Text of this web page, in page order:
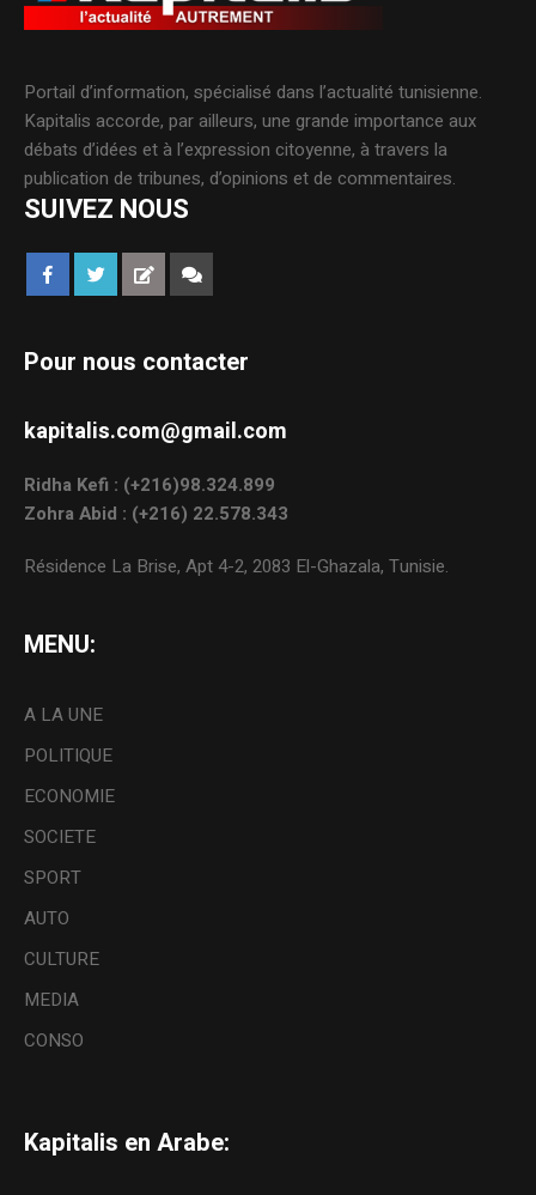
Portail d’information, spécialisé dans l’actualité tunisienne.
Kapitalis accorde, par ailleurs, une grande importance aux
débats d’idées et à l’expression citoyenne, à travers la
publication de tribunes, d’opinions et de commentaires.
SUIVEZ NOUS
Pour nous contacter
kapitalis.com@gmail.com
Ridha Kefi : (+216)98.324.899
Zohra Abid : (+216) 22.578.343
Résidence La Brise, Apt 4-2, 2083 El-Ghazala, Tunisie.
MENU:
A LA UNE
POLITIQUE
ECONOMIE
SOCIETE
SPORT
AUTO
CULTURE
MEDIA
CONSO
Kapitalis en Arabe: